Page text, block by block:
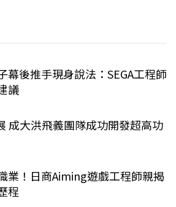
幕後推手現身說法：SEGA工程師
議
成大洪飛義團隊成功開發超高功
業！日商Aiming遊戲工程師親揭
程